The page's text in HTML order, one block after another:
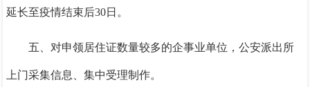
延长至疫情结束后30日。
五、对申领居住证数量较多的企事业单位，公安派出所
上门采集信息、集中受理制作。